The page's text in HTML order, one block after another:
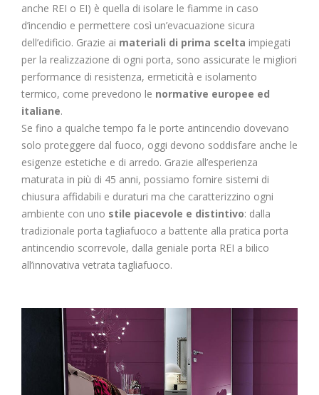
anche REI o EI) è quella di isolare le fiamme in caso
d’incendio e permettere così un’evacuazione sicura
dell’edificio. Grazie ai materiali di prima scelta impiegati
per la realizzazione di ogni porta, sono assicurate le migliori
performance di resistenza, ermeticità e isolamento
termico, come prevedono le normative europee ed
italiane.
​Se fino a qualche tempo fa le porte antincendio dovevano
solo proteggere dal fuoco, oggi devono soddisfare anche le
esigenze estetiche e di arredo. Grazie all’esperienza
maturata in più di 45 anni, possiamo fornire sistemi di
chiusura affidabili e duraturi ma che caratterizzino ogni
ambiente con uno stile piacevole e distintivo: dalla
tradizionale porta tagliafuoco a battente alla pratica porta
antincendio scorrevole, dalla geniale porta REI a bilico
all’innovativa vetrata tagliafuoco.